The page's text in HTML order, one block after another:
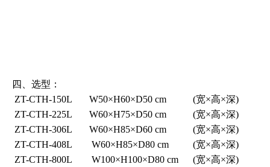
四、 选型：
ZT-CTH-150L
W50×H60×D50 cm (宽×高×深)
ZT-CTH-225L
W60×H75×D50 cm (宽×高×深)
ZT-CTH-306L
W60×H85×D60 cm (宽×高×深)
ZT-CTH-408L W60×H85×D80 cm (宽×高×深)
ZT-CTH-800L
W100×H100×D80 cm (宽×高×深)